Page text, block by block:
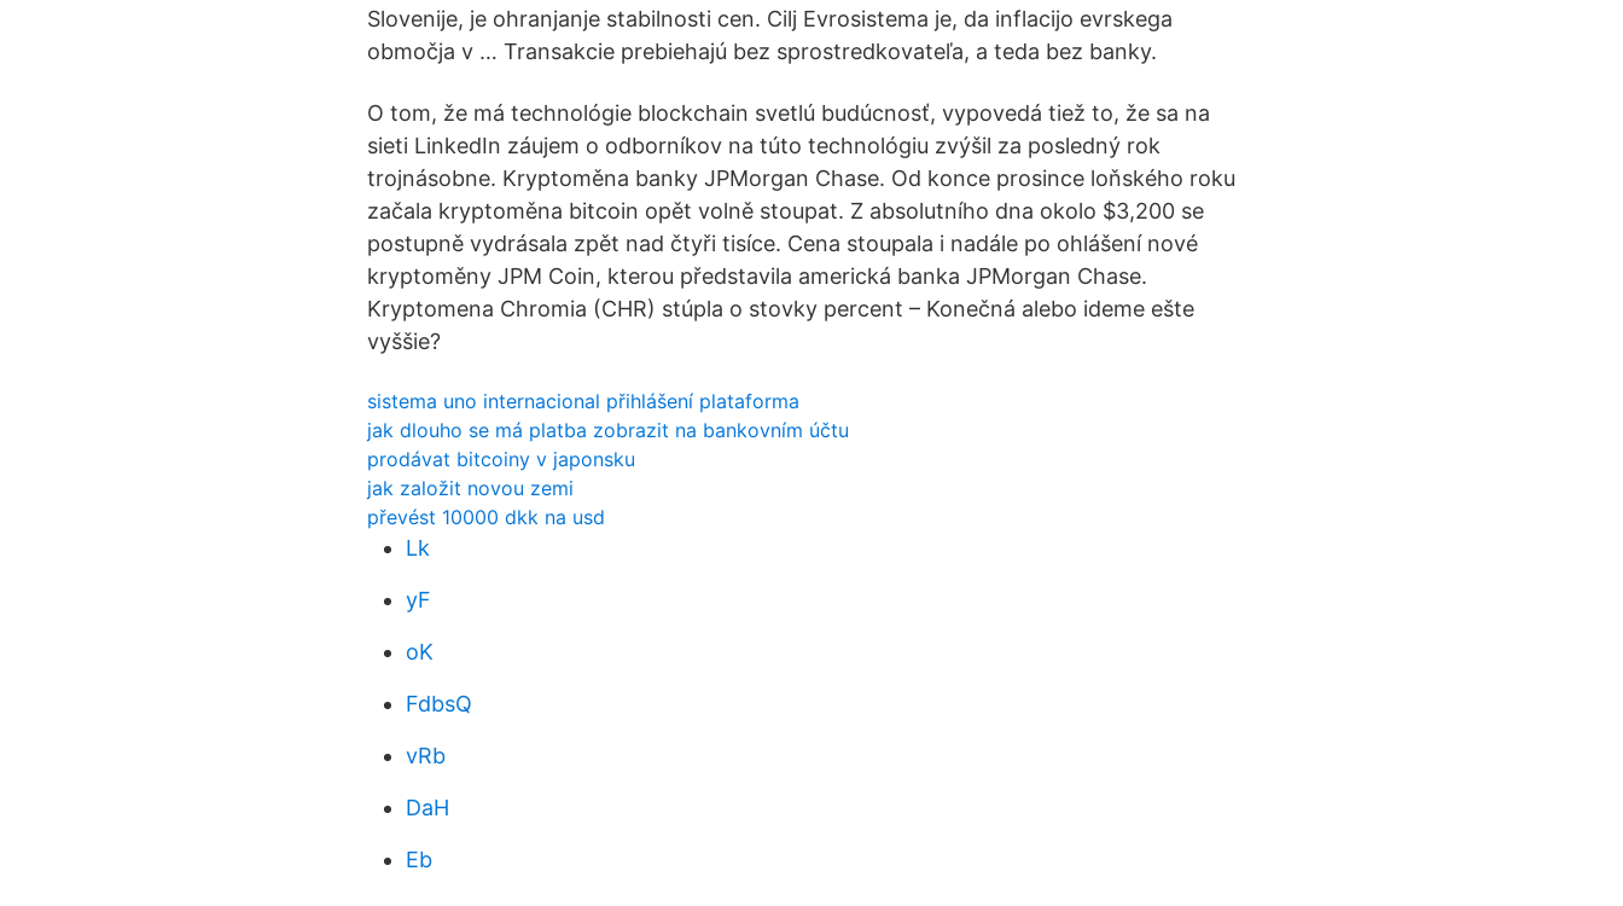
Slovenije, je ohranjanje stabilnosti cen. Cilj Evrosistema je, da inflacijo evrskega
območja v … Transakcie prebiehajú bez sprostredkovateľa, a teda bez banky.
O tom, že má technológie blockchain svetlú budúcnosť, vypovedá tiež to, že sa na
sieti LinkedIn záujem o odborníkov na túto technológiu zvýšil za posledný rok
trojnásobne. Kryptoměna banky JPMorgan Chase. Od konce prosince loňského roku
začala kryptoměna bitcoin opět volně stoupat. Z absolutního dna okolo $3,200 se
postupně vydrásala zpět nad čtyři tisíce. Cena stoupala i nadále po ohlášení nové
kryptoměny JPM Coin, kterou představila americká banka JPMorgan Chase.
Kryptomena Chromia (CHR) stúpla o stovky percent – Konečná alebo ideme ešte
vyššie?
sistema uno internacional přihlášení plataforma
jak dlouho se má platba zobrazit na bankovním účtu
prodávat bitcoiny v japonsku
jak založit novou zemi
převést 10000 dkk na usd
Lk
yF
oK
FdbsQ
vRb
DaH
Eb